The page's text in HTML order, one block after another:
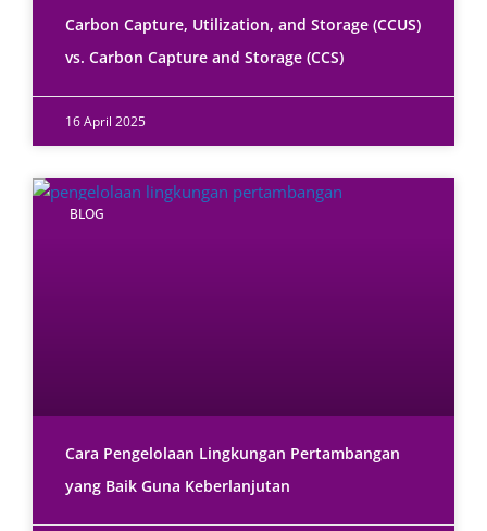
Carbon Capture, Utilization, and Storage (CCUS)
vs. Carbon Capture and Storage (CCS)
16 April 2025
BLOG
Cara Pengelolaan Lingkungan Pertambangan
yang Baik Guna Keberlanjutan